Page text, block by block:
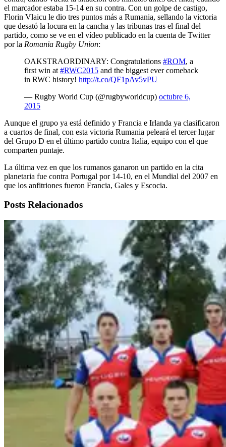
el marcador estaba 15-14 en su contra. Con un golpe de castigo,
Florin Vlaicu le dio tres puntos más a Rumania, sellando la victoria
que desató la locura en la cancha y las tribunas tras el final del
partido, como se ve en el vídeo publicado en la cuenta de Twitter
por la Romania Rugby Union:
OAKSTRAORDINARY: Congratulations #ROM, a
first win at #RWC2015 and the biggest ever comeback
in RWC history! http://t.co/QF1pAv5vPU
— Rugby World Cup (@rugbyworldcup) octubre 6,
2015
Aunque el grupo ya está definido y Francia e Irlanda ya clasificaron
a cuartos de final, con esta victoria Rumania peleará el tercer lugar
del Grupo D en el último partido contra Italia, equipo con el que
comparten puntaje.
La última vez en que los rumanos ganaron un partido en la cita
planetaria fue contra Portugal por 14-10, en el Mundial del 2007 en
que los anfitriones fueron Francia, Gales y Escocia.
Posts Relacionados